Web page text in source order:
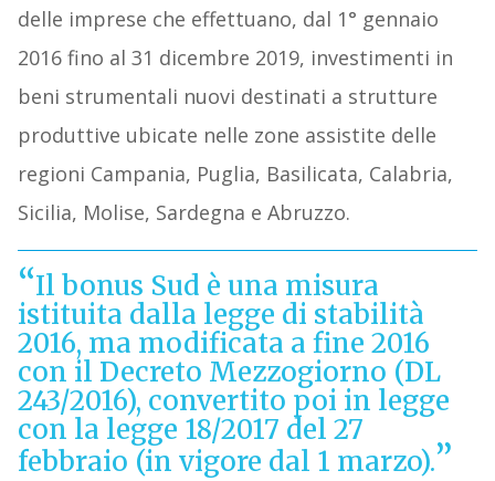
delle imprese che effettuano, dal 1° gennaio
2016 fino al 31 dicembre 2019, investimenti in
beni strumentali nuovi destinati a strutture
produttive ubicate nelle zone assistite delle
regioni Campania, Puglia, Basilicata, Calabria,
Sicilia, Molise, Sardegna e Abruzzo.
Il bonus Sud è una misura
istituita dalla legge di stabilità
2016, ma modificata a fine 2016
con il Decreto Mezzogiorno (DL
243/2016), convertito poi in legge
con la legge 18/2017 del 27
febbraio (in vigore dal 1 marzo).